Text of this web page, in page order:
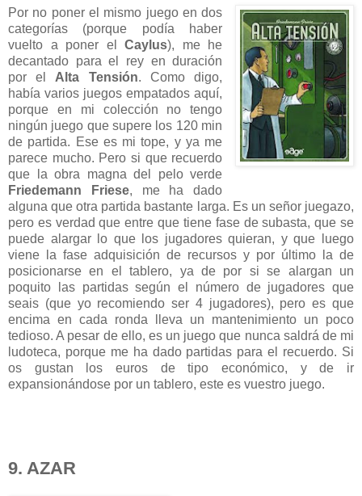
Por no poner el mismo juego en dos
categorías (porque podía haber
vuelto a poner elCaylus), me he
decantado para el rey en duración
por elAlta Tensión. Como digo,
había varios juegos empatados aquí,
porque en mi colección no tengo
ningún juego que supere los 120 min
de partida. Ese es mi tope, y ya me
parece mucho. Pero si que recuerdo
que la obra magna del pelo verde
Friedemann Friese, me ha dado
alguna que otra partida bastante larga. Es un señor juegazo,
pero es verdad que entre que tiene fase de subasta, que se
puede alargar lo que los jugadores quieran, y que luego
viene la fase adquisición de recursos y por último la de
posicionarse en el tablero, ya de por si se alargan un
poquito las partidas según el número de jugadores que
seais (que yo recomiendo ser 4 jugadores), pero es que
encima en cada ronda lleva un mantenimiento un poco
tedioso. A pesar de ello, es un juego que nunca saldrá de mi
ludoteca, porque me ha dado partidas para el recuerdo. Si
os gustan los euros de tipo económico, y de ir
expansionándose por un tablero, este es vuestro juego.
9. AZAR